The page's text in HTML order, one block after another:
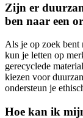
Zijn er
ben naar een
Als je op zoek bent
kun je letten op
gerecyclede
kiezen voor
ondersteun je
Hoe kan ik